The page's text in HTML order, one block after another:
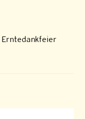
Erntedankfeier